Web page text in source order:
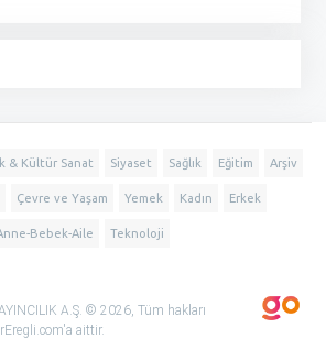
& Kültür Sanat Siyaset Sağlık Eğitim Arşiv
Çevre ve Yaşam Yemek Kadın Erkek
Bebek-Aile Teknoloji
A.Ş. © 2026, Tüm hakları
aittir.